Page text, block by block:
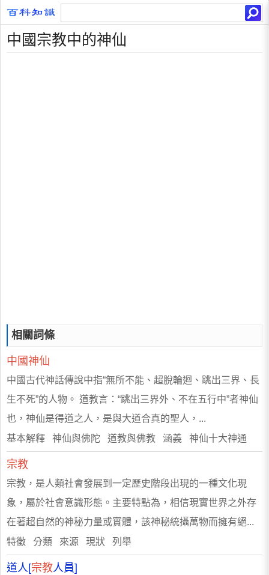
中國宗教中的神仙
相關詞條
中國神仙
中國古代神話傳說中指“無所不能、超脫輪迴、跳出三界、長
生不死”的人物。 道教言：“跳出三界外、不在五行中”者神仙
也，神仙是得道之人，是與大道合真的聖人，...
基本解釋 神仙與佛陀 道教與佛教 涵義 神仙十大神通
宗教
宗教，是人類社會發展到一定歷史階段出現的一種文化現
象，屬於社會意識形態。主要特點為，相信現實世界之外存
在著超自然的神秘力量或實體，該神秘統攝萬物而擁有絕...
特徵 分類 來源 現狀 列舉
道人[宗教人員]